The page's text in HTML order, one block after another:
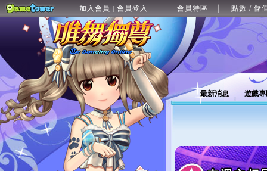
加入會員 | 會員登入 會員特區 點數 / 儲
最新消息 遊戲